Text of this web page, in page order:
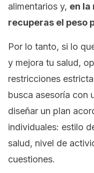
alimentarios y, en la
recuperas el peso
Por lo tanto, si lo
y mejora tu salud,
restricciones
busca asesoría con
diseñar un plan
individuales: estilo
salud, nivel de
cuestiones.